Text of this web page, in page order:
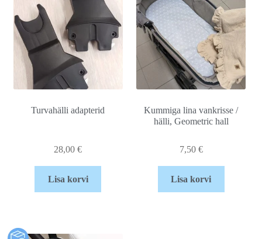
Turvahälli adapterid
28,00€
Lisa korvi
Kummiga lina vankrisse /
hälli, Geometric hall
7,50 €
Lisa korvi